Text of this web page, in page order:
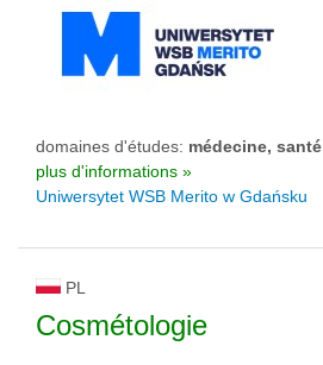
domaines d'études: médecine, santé
plus d'informations »
Uniwersytet WSB Merito w Gdańsku
PL
Cosmétologie